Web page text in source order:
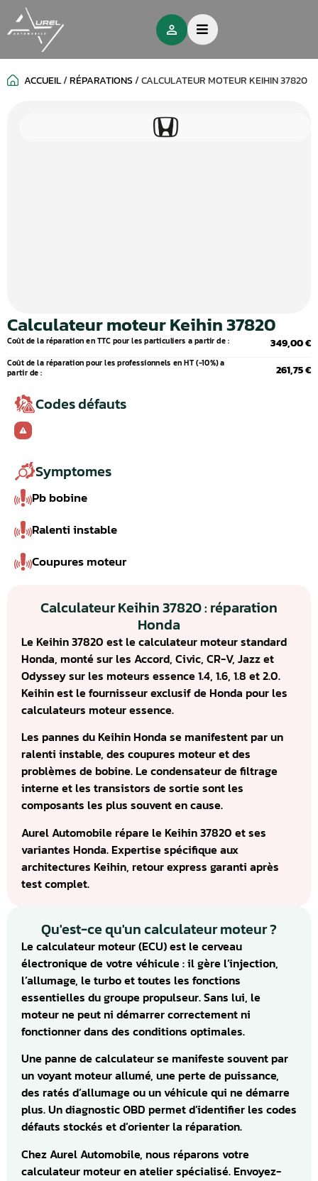
ACCUEIL/RÉPARATIONS/CALCULATEUR MOTEUR KEIHIN 37820
Calculateur moteur Keihin 37820
Coût de la réparation en TTC pour les particuliers a partir de : 349,00 €
Coût de la réparation pour les professionnels en HT (-10%) a
partir de : 261,75 €
Codes défauts
Symptomes
Pb bobine
Ralenti instable
Coupures moteur
Calculateur Keihin 37820 : réparation
Honda
Le Keihin 37820 est le calculateur moteur standard
Honda, monté sur les Accord, Civic, CR-V, Jazz et
Odyssey sur les moteurs essence 1.4, 1.6, 1.8 et 2.0.
Keihin est le fournisseur exclusif de Honda pour les
calculateurs moteur essence.
Les pannes du Keihin Honda se manifestent par un
ralenti instable, des coupures moteur et des
problèmes de bobine. Le condensateur de filtrage
interne et les transistors de sortie sont les
composants les plus souvent en cause.
Aurel Automobile répare le Keihin 37820 et ses
variantes Honda. Expertise spécifique aux
architectures Keihin, retour express garanti après
test complet.
Qu'est-ce qu'un calculateur moteur ?
Le calculateur moteur (ECU) est le cerveau
électronique de votre véhicule : il gère l’injection,
l’allumage, le turbo et toutes les fonctions
essentielles du groupe propulseur. Sans lui, le
moteur ne peut ni démarrer correctement ni
fonctionner dans des conditions optimales.
Une panne de calculateur se manifeste souvent par
un voyant moteur allumé, une perte de puissance,
des ratés d’allumage ou un véhicule qui ne démarre
plus. Un diagnostic OBD permet d’identifier les codes
défauts stockés et d’orienter la réparation.
Chez Aurel Automobile, nous réparons votre
calculateur moteur en atelier spécialisé. Envoyez-